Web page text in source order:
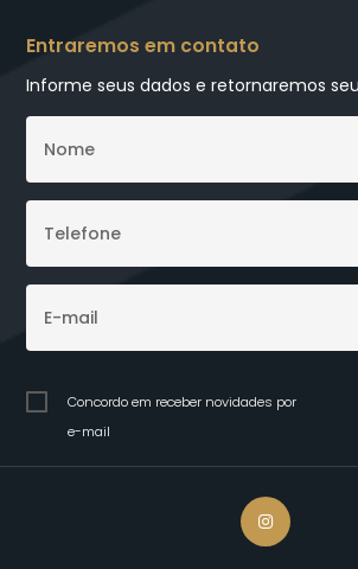
Entraremos em contato
Informe seus dados e retornaremos
Concordo em receber novidades por
e-mail